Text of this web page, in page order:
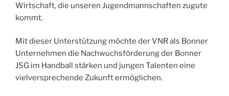
Wirtschaft, die unseren Jugendmannschaften zugute
kommt.
Mit dieser Unterstützung möchte der VNR als Bonner
Unternehmen die Nachwuchsförderung der Bonner
JSG im Handball stärken und jungen Talenten eine
vielversprechende Zukunft ermöglichen.